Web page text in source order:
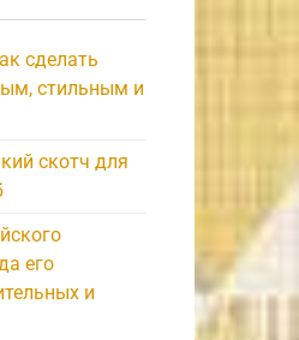
сделать
стильным и
скотч для
его
и